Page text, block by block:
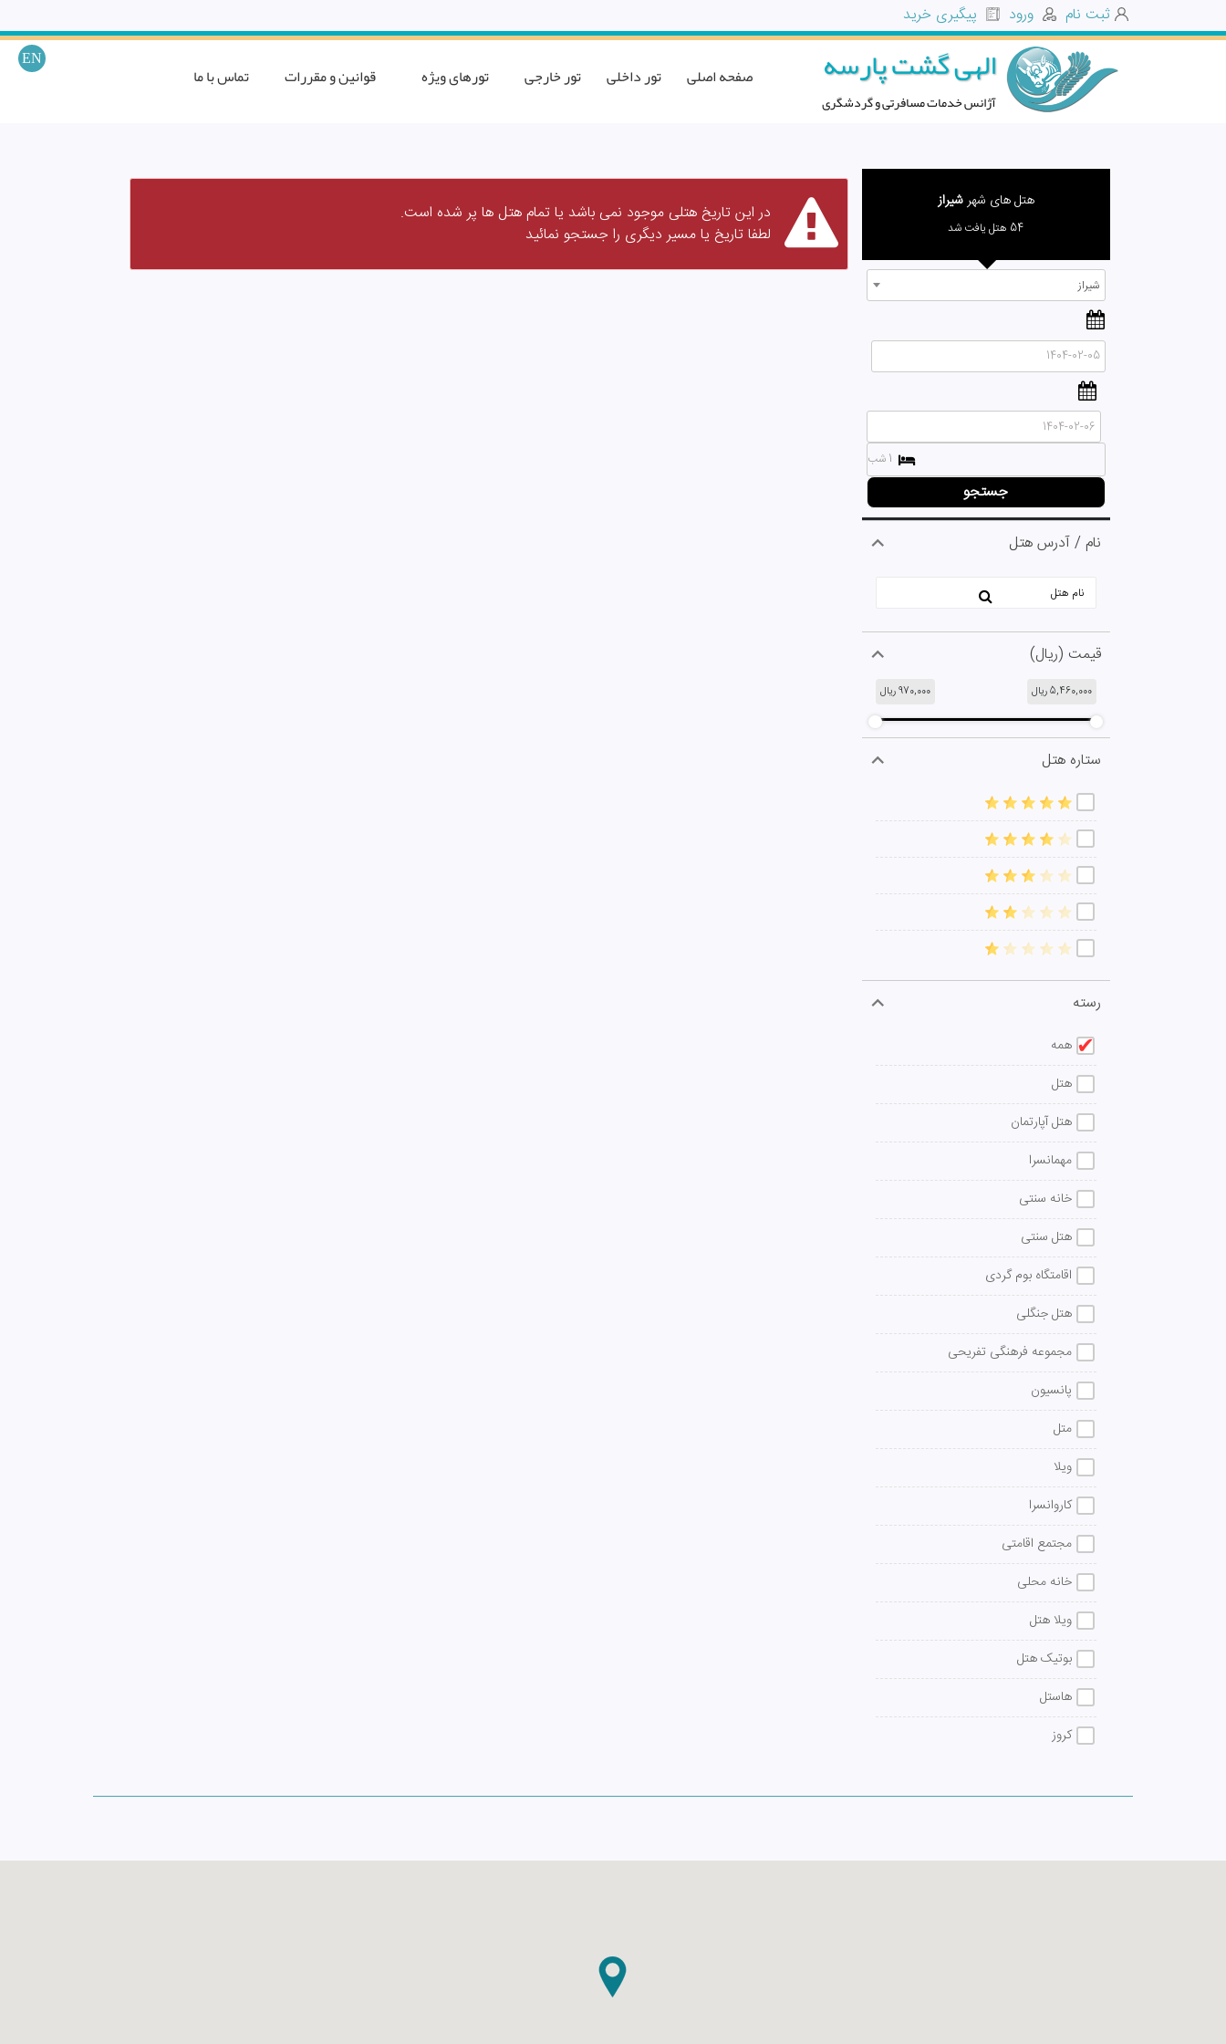
ثبت نام ورود پیگیری خرید
EN الهی گشت پارسه
آژانس خدمات مسافرتی و گردشگری
صفحه اصلی تور داخلی تور خارجی تورهای ویژه قوانین و مقررات تماس با ما
هتل های شهرشیراز
54 هتل یافت شد
شیراز
1 شب
جستجو
نام / آدرس هتل
قیمت (ریال)
5,460,000ریال 970,000ریال
ستاره هتل
رسته
همه
هتل
هتل آپارتمان
مهمانسرا
خانه سنتی
هتل سنتی
اقامتگاه بوم گردی
هتل جنگلی
مجموعه فرهنگی تفریحی
پانسیون
متل
ویلا
کاروانسرا
مجتمع اقامتی
خانه محلی
ویلا هتل
بوتیک هتل
هاستل
کروز
در این تاریخ هتلی موجود نمی باشد یا تمام هتل ها پر شده است.
لطفا تاریخ یا مسیر دیگری را جستجو نمائید